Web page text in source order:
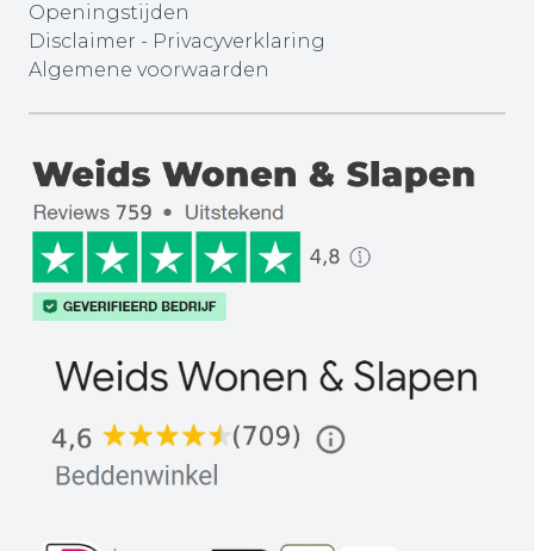
Openingstijden
Disclaimer - Privacyverklaring
Algemene voorwaarden